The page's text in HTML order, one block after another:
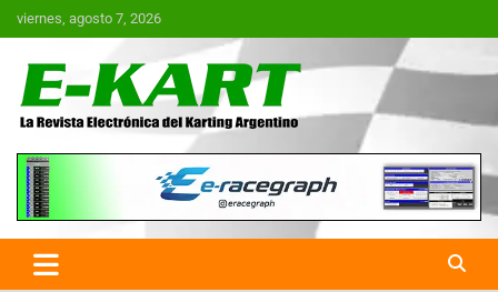
Saltar
al
viernes, agosto 7, 2026
E-Kart.com.ar | La Revista
Electrónica del Karting en
Argentina